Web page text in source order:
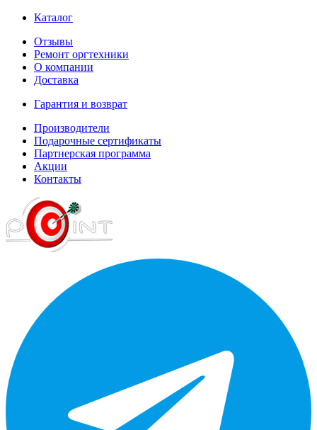
Каталог
Отзывы
Ремонт оргтехники
О компании
Доставка
Гарантия и возврат
Производители
Подарочные сертификаты
Партнерская программа
Акции
Контакты